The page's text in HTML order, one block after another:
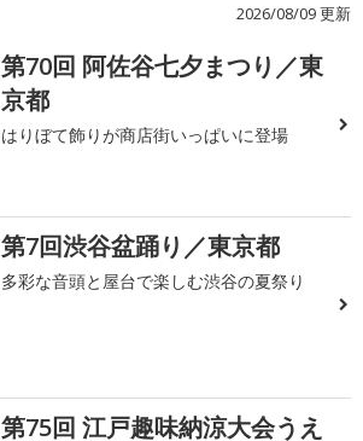
2026/08/09 更新
第70回 阿佐谷七夕まつり／東
京都
はりぼて飾りが商店街いっぱいに登場
第7回渋谷盆踊り／東京都
多彩な音頭と屋台で楽しむ渋谷の夏祭り
第75回 江戸趣味納涼大会うえ